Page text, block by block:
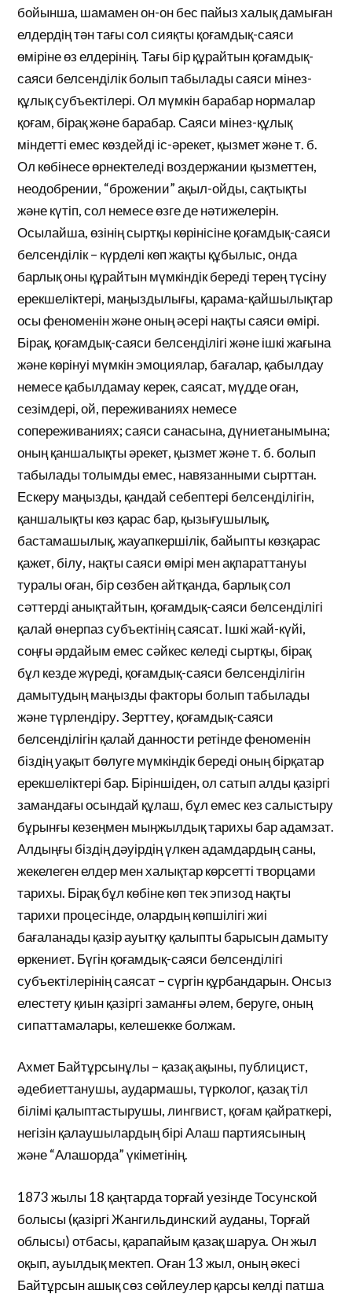
бойынша, шамамен он-он бес пайыз халық дамыған
елдердің тән тағы сол сияқты қоғамдық-саяси
өміріне өз елдерінің. Тағы бір құрайтын қоғамдық-
саяси белсенділік болып табылады саяси мінез-
құлық субъектілері. Ол мүмкін барабар нормалар
қоғам, бірақ және барабар. Саяси мінез-құлық
міндетті емес көздейді іс-әрекет, қызмет және т. б.
Ол көбінесе өрнектеледі воздержании қызметтен,
неодобрении, “брожении” ақыл-ойды, сақтықты
және күтіп, сол немесе өзге де нәтижелерін.
Осылайша, өзінің сыртқы көрінісіне қоғамдық-саяси
белсенділік – күрделі көп жақты құбылыс, онда
барлық оны құрайтын мүмкіндік береді терең түсіну
ерекшеліктері, маңыздылығы, қарама-қайшылықтар
осы феноменін және оның әсері нақты саяси өмірі.
Бірақ, қоғамдық-саяси белсенділігі және ішкі жағына
және көрінуі мүмкін эмоциялар, бағалар, қабылдау
немесе қабылдамау керек, саясат, мүдде оған,
сезімдері, ой, переживаниях немесе
сопереживаниях; саяси санасына, дүниетанымына;
оның қаншалықты әрекет, қызмет және т. б. болып
табылады толымды емес, навязанными сырттан.
Ескеру маңызды, қандай себептері белсенділігін,
қаншалықты көз қарас бар, қызығушылық,
бастамашылық, жауапкершілік, байыпты көзқарас
қажет, білу, нақты саяси өмірі мен ақпараттануы
туралы оған, бір сөзбен айтқанда, барлық сол
сәттерді анықтайтын, қоғамдық-саяси белсенділігі
қалай өнерпаз субъектінің саясат. Ішкі жай-күйі,
соңғы әрдайым емес сәйкес келеді сыртқы, бірақ
бұл кезде жүреді, қоғамдық-саяси белсенділігін
дамытудың маңызды факторы болып табылады
және түрлендіру. Зерттеу, қоғамдық-саяси
белсенділігін қалай данности ретінде феноменін
біздің уақыт бөлуге мүмкіндік береді оның бірқатар
ерекшеліктері бар. Біріншіден, ол сатып алды қазіргі
замандағы осындай құлаш, бұл емес кез салыстыру
бұрынғы кезеңмен мыңжылдық тарихы бар адамзат.
Алдыңғы біздің дәуірдің үлкен адамдардың саны,
жекелеген елдер мен халықтар көрсетті творцами
тарихы. Бірақ бұл көбіне көп тек эпизод нақты
тарихи процесінде, олардың көпшілігі жиі
бағаланады қазір ауытқу қалыпты барысын дамыту
өркениет. Бүгін қоғамдық-саяси белсенділігі
субъектілерінің саясат – сүргін құрбандарын. Онсыз
елестету қиын қазіргі заманғы әлем, беруге, оның
сипаттамалары, келешекке болжам.
Ахмет Байтұрсынұлы – қазақ ақыны, публицист,
әдебиеттанушы, аудармашы, түрколог, қазақ тіл
білімі қалыптастырушы, лингвист, қоғам қайраткері,
негізін қалаушылардың бірі Алаш партиясының
және “Алашорда” үкіметінің.
1873 жылы 18 қаңтарда торғай уезінде Тосунской
болысы (қазіргі Жангильдинский ауданы, Торғай
облысы) отбасы, қарапайым қазақ шаруа. Он жыл
оқып, ауылдық мектеп. Оған 13 жыл, оның әкесі
Байтұрсын ашық сөз сөйлеулер қарсы келді патша